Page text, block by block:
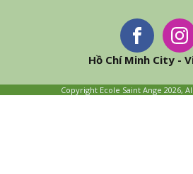
Hồ Chí Minh City -
Copyright Ecole Saint Ange 2026,